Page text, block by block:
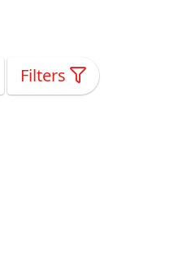
Filters